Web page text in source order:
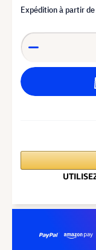
Expédition à partir de